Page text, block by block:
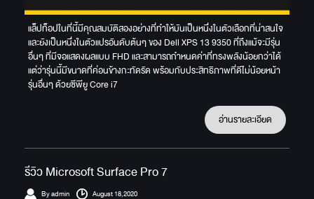
แล็ปท็อปในที่นี้มีคุณสมบัติสองอย่างที่ทำให้มันเป็นหนึ่งในตัวเลือกที่น่าสนใจ
และยังเป็นหนึ่งในตัวแปรอันดับต้นๆ ของ Dell XPS 13 9350 ที่ถึงแม้จะมีรุ่น
อื่นๆ ที่มีจอแสดงผลแบบ FHD และสามารถกำหนดค่าที่ทรงพลังน้อยกว่าได้
แต่ว่ารุ่นนี้มีขนาดที่ค่อนข้างกะทัดรัด พร้อมกับประสิทธิภาพที่ดีไม่น้อยหน้า
รุ่นอื่นๆ ด้วยซีพียู Core i7
อ่านรายละเอียด
รีวิว Microsoft Surface Pro 7
By admin August 18,2020